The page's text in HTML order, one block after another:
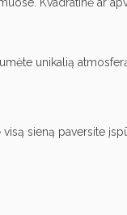
unikalią
sieną paversite